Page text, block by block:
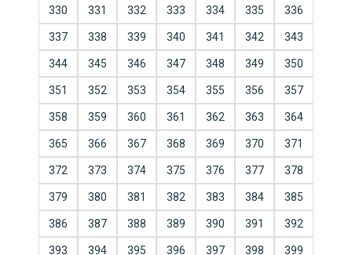
330 331 332 333 334 335 336
337 338 339 340 341 342 343
344 345 346 347 348 349 350
351 352 353 354 355 356 357
358 359 360 361 362 363 364
365 366 367 368 369 370 371
372 373 374 375 376 377 378
379 380 381 382 383 384 385
386 387 388 389 390 391 392
393 394 395 396 397 398 399